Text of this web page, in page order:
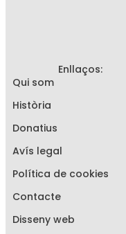
Enllaços:
Qui som
Història
Donatius
Avís legal
Política de cookies
Contacte
Disseny web